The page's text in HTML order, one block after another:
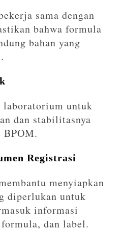
sama dengan
bahwa formula
bahan yang
untuk
dan stabilitasnya
BPOM.
Registrasi
menyiapkan
diperlukan untuk
informasi
dan label.